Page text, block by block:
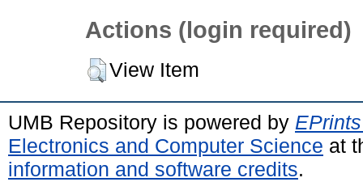
Actions (login required)
View Item
UMB Repository is powered by
Electronics and Computer Science at
information and software credits.